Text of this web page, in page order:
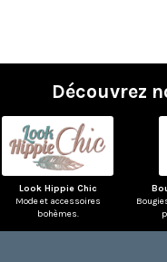
Découvrez
Look Hippie Chic
Mode et accessoires
bohèmes.